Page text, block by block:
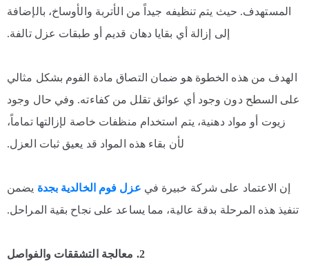
المستهدف. حيث يتم تنظيفه جيداً من الأتربة والأوساخ، بالإضافة
إلى إزالة أي بقايا دهان قديم أو طبقات عزل تالفة.
الهدف من هذه الخطوة هو ضمان التصاق مادة الفوم بشكل مثالي
على السطح دون وجود أي عوائق تقلل من كفاءته. وفي حال وجود
زيوت أو مواد دهنية، يتم استخدام منظفات خاصة لإزالتها تماماً،
لأن بقاء هذه المواد قد يعيق ثبات العزل.
إن الاعتماد على شركة خبيرة في عزل فوم الخالدية بجدة يضمن
تنفيذ هذه المرحلة بدقة عالية، مما يساعد على نجاح بقية المراحل.
2. معالجة التشققات والفواصل